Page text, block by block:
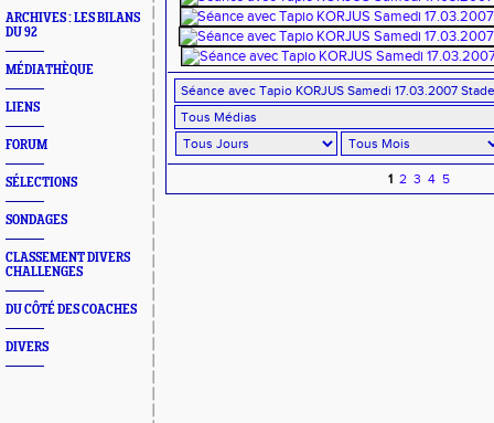
ARCHIVES : LES BILANS
DU 92
MÉDIATHÈQUE
LIENS
FORUM
SÉLECTIONS
SONDAGES
CLASSEMENT DIVERS
CHALLENGES
DU CÔTÉ DES COACHES
DIVERS
1 2 3 4 5